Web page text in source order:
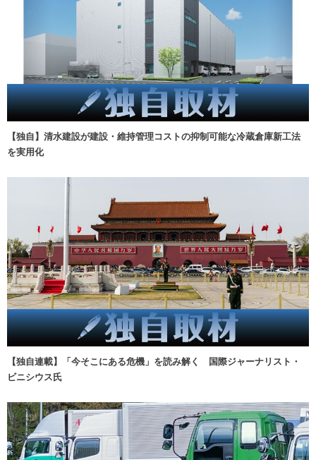
【独自】清水建設が建設・維持管理コストの抑制可能な冷蔵倉庫新工法
を実用化
【独自連載】「今そこにある危機」を読み解く 国際ジャーナリスト・
ビニシウス氏